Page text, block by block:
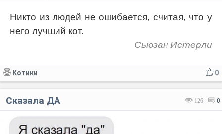
Никто из людей не ошибается, считая, что у
него лучший кот.
Сьюзан Истерли
0
Котики
126 0
Сказала ДА